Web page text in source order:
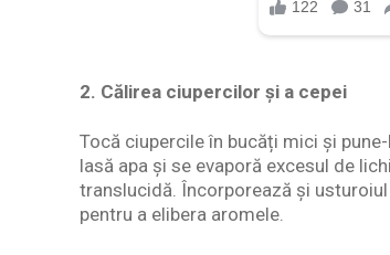
2. Călirea ciupercilor și a cepei
Tocă ciupercile în bucăți mici și
lasă apa și se evaporă excesul de
translucidă. Încorporează și
pentru a elibera aromele.